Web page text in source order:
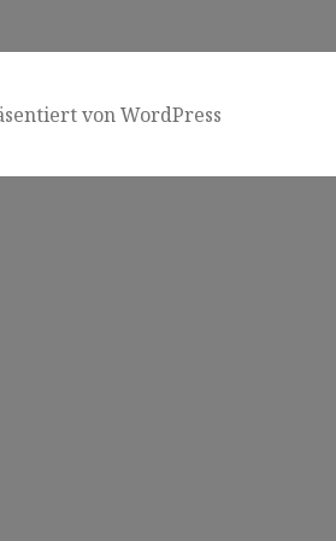
von WordPress